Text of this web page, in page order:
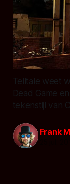
Telltale weet
Dead Game
tekenstijl van
Frank